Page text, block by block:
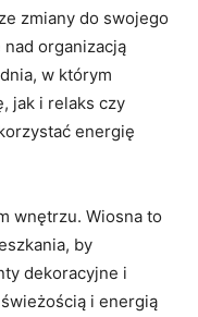
zmiany do swojego
organizacją
w którym
‍jak i⁤ relaks czy
energię
wnętrzu. Wiosna⁢ to
by
dekoracyjne i
i energią